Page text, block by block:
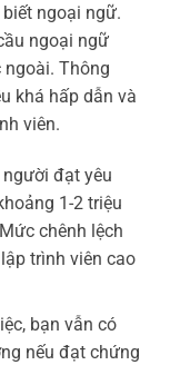
ngoại ngữ.
ngoại ngữ
Thông
khá hấp dẫn và
viên.
người đạt yêu
1-2 triệu
chênh lệch
trình viên cao
bạn vẫn có
nếu đạt chứng